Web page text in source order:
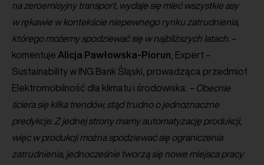
na zeroemisyjny transport, wydaje się mieć wszystkie asy
w rękawie w kontekście niepewnego rynku zatrudnienia,
którego możemy spodziewać się w najbliższych latach. –
komentuje Alicja Pawłowska-Piorun , Expert –
Sustainability w ING Bank Śląski, prowadząca przedmiot
Elektromobilność dla klimatu i środowiska.
– Obecnie
ściera się kilka trendów, stąd trudno o jednoznaczne
predykcje. Z jednej strony mamy automatyzację produkcji,
więc w produkcji można spodziewać się ograniczenia
zatrudnienia, jednocześnie tworzą się nowe miejsca pracy